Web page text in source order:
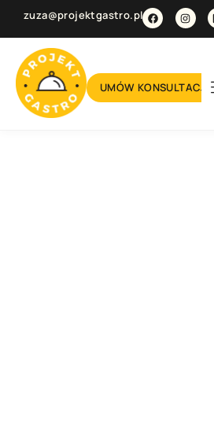
zuza@projektgastro.pl
UMÓW KONSULTACJĘ